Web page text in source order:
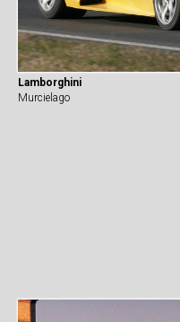
Lamborghini
Murcielago